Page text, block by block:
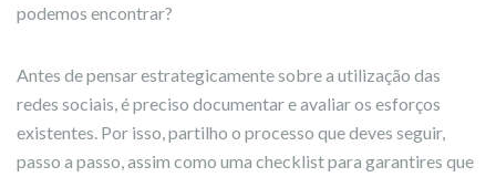
podemos encontrar?
Antes de pensar estrategicamente sobre a utilização das
redes sociais, é preciso documentar e avaliar os esforços
existentes. Por isso, partilho o processo que deves seguir,
passo a passo, assim como uma checklist para garantires que